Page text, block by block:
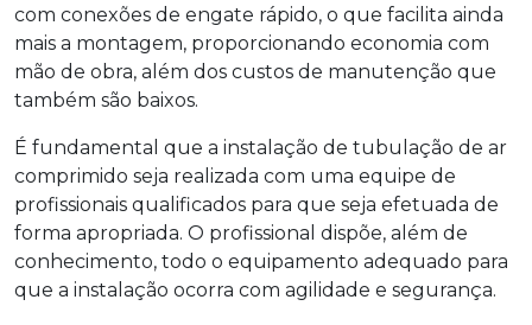
com conexões de engate rápido, o que facilita ainda
mais a montagem, proporcionando economia com
mão de obra, além dos custos de manutenção que
também são baixos.
É fundamental que a instalação de tubulação de ar
comprimido seja realizada com uma equipe de
profissionais qualificados para que seja efetuada de
forma apropriada. O profissional dispõe, além de
conhecimento, todo o equipamento adequado para
que a instalação ocorra com agilidade e segurança.